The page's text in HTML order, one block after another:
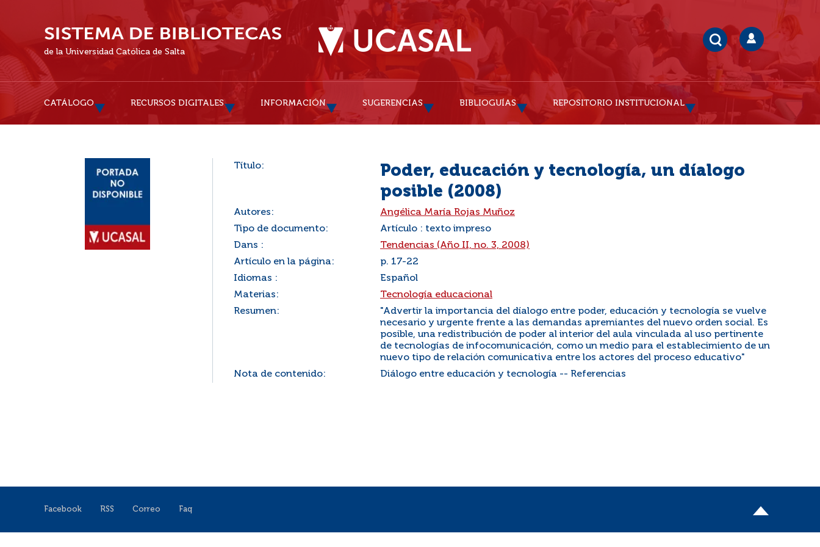
de la Universidad Católica de Salta
CATÁLOGO RECURSOS DIGITALES INFORMACIÓN SUGERENCIAS BIBLIOGUÍAS REPOSITORIO INSTITUCIONAL
Título:
Poder, educación y tecnología, un díalogo
posible (2008)
Autores:
Angélica María Rojas Muñoz
Tipo de documento:
Artículo : texto impreso
Dans :
Tendencias (Año II, no. 3, 2008)
Artículo en la página:
p. 17-22
Idiomas :
Español
Materias:
Tecnología educacional
Resumen:
"Advertir la importancia del díalogo entre poder, educación y tecnología se vuelve
necesario y urgente frente a las demandas apremiantes del nuevo orden social. Es
posible, una redistribución de poder al interior del aula vinculada al uso pertinente
de tecnologías de infocomunicación, como un medio para el establecimiento de un
nuevo tipo de relación comunicativa entre los actores del proceso educativo"
Nota de contenido:
Diálogo entre educación y tecnología -- Referencias
Facebook RSS Correo Faq